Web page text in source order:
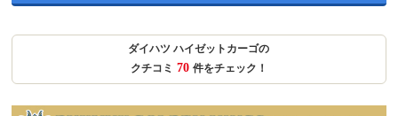
ダイハツ ハイゼットカーゴの
クチコミ 70 件をチェック！